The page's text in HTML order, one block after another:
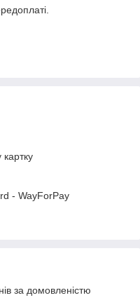
- WayForPay
за домовленістю